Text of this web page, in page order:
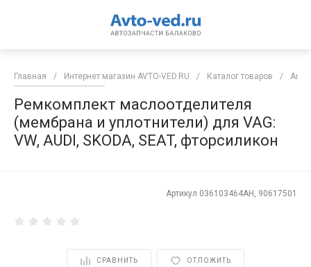
Главная / Интернет магазин AVTO-VED.RU / Каталог товаров /
Ремкомплект маслоотделителя
(мембрана и уплотнители) для VAG:
VW, AUDI, SKODA, SEAT, фторсиликон
Артикул 036103464AH, 90617501
СРАВНИТЬ ОТЛОЖИТЬ